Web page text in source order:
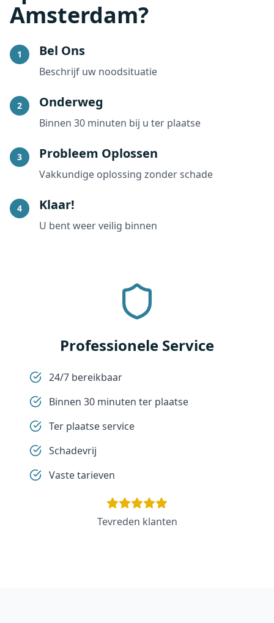
Amsterdam?
1 Bel Ons
Beschrijf uw noodsituatie
2 Onderweg
Binnen 30 minuten bij u ter plaatse
3 Probleem Oplossen
Vakkundige oplossing zonder schade
4 Klaar!
U bent weer veilig binnen
Professionele Service
24/7 bereikbaar
Binnen 30 minuten ter plaatse
Ter plaatse service
Schadevrij
Vaste tarieven
Tevreden klanten